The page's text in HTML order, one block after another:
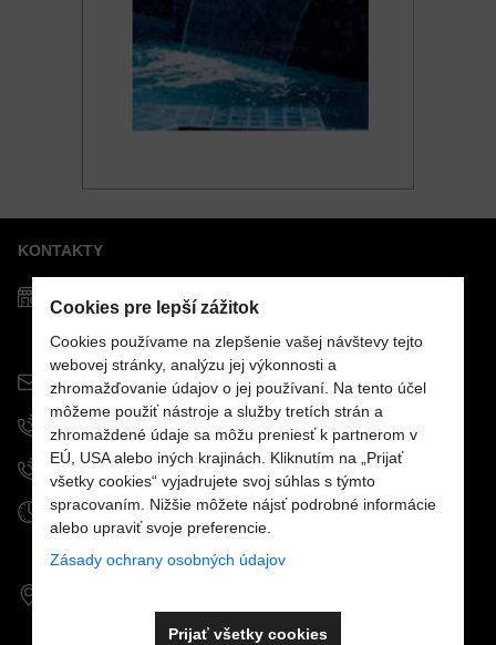
KONTAKTY
Predajňa MOSTPOOLS
Južná trieda 48
040 01 Košice
info@mostpools.sk
+421 908 926 196
+421 915 963 111
Otváracie hodiny
PO - PIA:9.00 - 16.30
SO - NE: zatvorené
Cookies pre lepší zážitok
Cookies používame na zlepšenie vašej návštevy tejto
webovej stránky, analýzu jej výkonnosti a
zhromažďovanie údajov o jej používaní. Na tento účel
môžeme použiť nástroje a služby tretích strán a
zhromaždené údaje sa môžu preniesť k partnerom v
EÚ, USA alebo iných krajinách. Kliknutím na „Prijať
všetky cookies“ vyjadrujete svoj súhlas s týmto
spracovaním. Nižšie môžete nájsť podrobné informácie
alebo upraviť svoje preferencie.
Zásady ochrany osobných údajov
Prijať všetky cookies